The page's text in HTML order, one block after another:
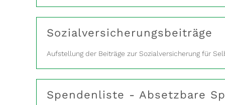
Sozialversicherungsbeiträge
Aufstellung der Beiträge zur Sozialversicherung für
Spendenliste - Absetzbare